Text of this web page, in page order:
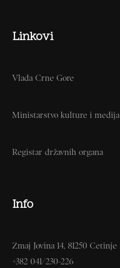
Linkovi
Vlada Crne Gore
Ministarstvo kulture i medija
Registar državnih organa
Info
Zmaj Jovina 14, 81250 Cetinje
+382 041/230-226